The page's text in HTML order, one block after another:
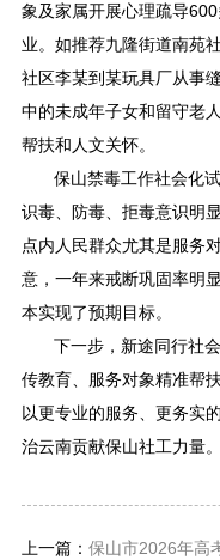
象及家属开展心理疏导
业。如推荐九隆街道南苑
社区李某到某玩具厂从事
中的未成年子女和留守老
帮扶和人文关怀。
保山禁毒工作社会化
识毒、防毒、拒毒意识明
点内人民群众尤其是服务
意，一年来戒断巩固率明
本实现了预期目标。
下一步，新途同行社
传教育、服务对象精准帮
以更专业的服务、更务实
治云南贡献保山社工力量。
上一篇： 保山市2026年高